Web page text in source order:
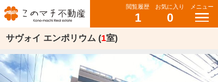
閲覧履歴
1
お気に入り
0
メニュー
サヴォイ エンポリウム (1室)